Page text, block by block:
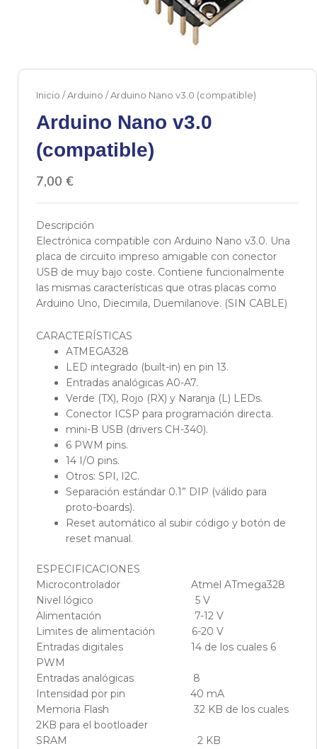
Inicio /Arduino / Arduino Nano v3.0 (compatible)
Arduino Nano v3.0
(compatible)
7,00 €
Descripción
Electrónica compatible con Arduino Nano v3.0. Una
placa de circuito impreso amigable con conector
USB de muy bajo coste. Contiene funcionalmente
las mismas características que otras placas como
Arduino Uno, Diecimila, Duemilanove. (SIN CABLE)
CARACTERÍSTICAS
ATMEGA328
LED integrado (built-in) en pin 13.
Entradas analógicas A0-A7.
Verde (TX), Rojo (RX) y Naranja (L) LEDs.
Conector ICSP para programación directa.
mini-B USB (drivers CH-340).
6 PWM pins.
14 I/O pins.
Otros: SPI, I2C.
Separación estándar 0.1” DIP (válido para
proto-boards).
Reset automático al subir código y botón de
reset manual.
ESPECIFICACIONES
Microcontrolador Atmel ATmega328
Nivel lógico 5 V
Alimentación 7-12 V
Limites de alimentación 6-20 V
Entradas digitales 14 de los cuales 6
PWM
Entradas analógicas 8
Intensidad por pin 40 mA
Memoria Flash 32 KB de los cuales
2KB para el bootloader
SRAM 2 KB